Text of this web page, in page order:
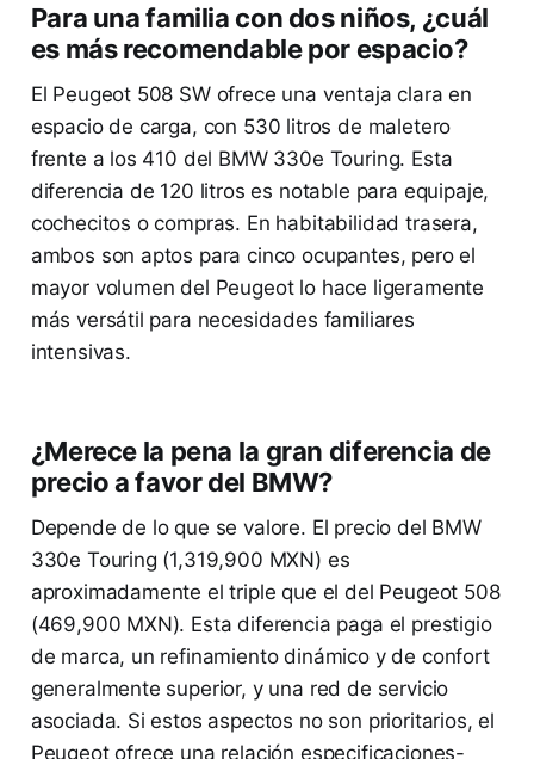
Para una familia con dos niños, ¿cuál
es más recomendable por espacio?
El Peugeot 508 SW ofrece una ventaja clara en
espacio de carga, con 530 litros de maletero
frente a los 410 del BMW 330e Touring. Esta
diferencia de 120 litros es notable para equipaje,
cochecitos o compras. En habitabilidad trasera,
ambos son aptos para cinco ocupantes, pero el
mayor volumen del Peugeot lo hace ligeramente
más versátil para necesidades familiares
intensivas.
¿Merece la pena la gran diferencia de
precio a favor del BMW?
Depende de lo que se valore. El precio del BMW
330e Touring (1,319,900 MXN) es
aproximadamente el triple que el del Peugeot 508
(469,900 MXN). Esta diferencia paga el prestigio
de marca, un refinamiento dinámico y de confort
generalmente superior, y una red de servicio
asociada. Si estos aspectos no son prioritarios, el
Peugeot ofrece una relación especificaciones-